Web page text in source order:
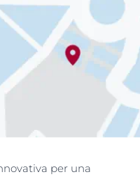
per una